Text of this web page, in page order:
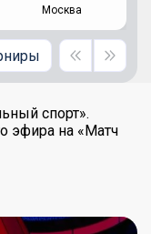
Москва
спорт».
эфира на «Матч